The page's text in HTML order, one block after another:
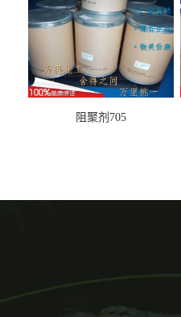
阻聚剂705